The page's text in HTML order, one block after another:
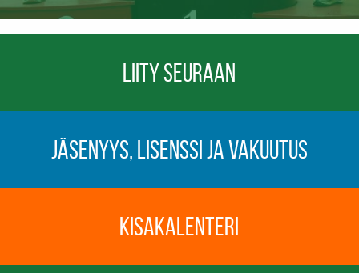
Liity seuraan
Jäsenyys, lisenssi ja vakuutus
Kisakalenteri